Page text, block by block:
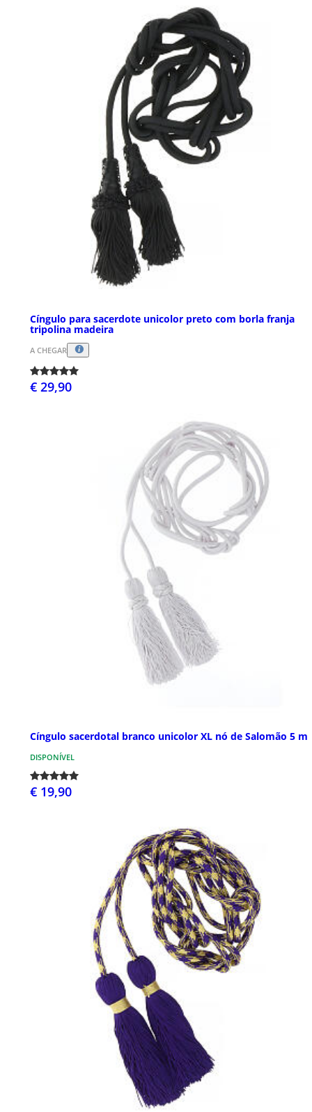
Cíngulo para sacerdote unicolor preto com borla franja
tripolina madeira
A CHEGAR
€ 29,90
Cíngulo sacerdotal branco unicolor XL nó de Salomão 5 m
DISPONÍVEL
€ 19,90